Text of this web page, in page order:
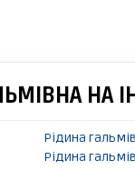
НА
Рідина
Рідина